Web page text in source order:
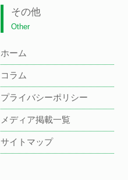
その他
Other
ホーム
コラム
プライバシーポリシー
メディア掲載一覧
サイトマップ